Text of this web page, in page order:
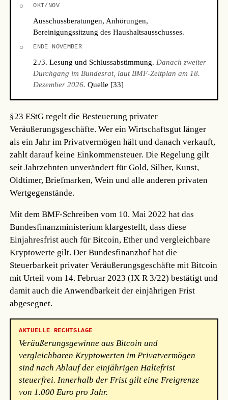
○ OKT/NOV
Ausschussberatungen, Anhörungen,
Bereinigungssitzung des Haushaltsausschusses.
○ ENDE NOVEMBER
2./3. Lesung und Schlussabstimmung. Danach zweiter
Durchgang im Bundesrat, laut BMF-Zeitplan am 18.
Dezember 2026. Quelle [33]
§23 EStG regelt die Besteuerung privater
Veräußerungsgeschäfte. Wer ein Wirtschaftsgut länger
als ein Jahr im Privatvermögen hält und danach verkauft,
zahlt darauf keine Einkommensteuer. Die Regelung gilt
seit Jahrzehnten unverändert für Gold, Silber, Kunst,
Oldtimer, Briefmarken, Wein und alle anderen privaten
Wertgegenstände.
Mit dem BMF-Schreiben vom 10. Mai 2022 hat das
Bundesfinanzministerium klargestellt, dass diese
Einjahresfrist auch für Bitcoin, Ether und vergleichbare
Kryptowerte gilt. Der Bundesfinanzhof hat die
Steuerbarkeit privater Veräußerungsgeschäfte mit Bitcoin
mit Urteil vom 14. Februar 2023 (IX R 3/22) bestätigt und
damit auch die Anwendbarkeit der einjährigen Frist
abgesegnet.
AKTUELLE RECHTSLAGE
Veräußerungsgewinne aus Bitcoin und
vergleichbaren Kryptowerten im Privatvermögen
sind nach Ablauf der einjährigen Haltefrist
steuerfrei. Innerhalb der Frist gilt eine Freigrenze
von 1.000 Euro pro Jahr.